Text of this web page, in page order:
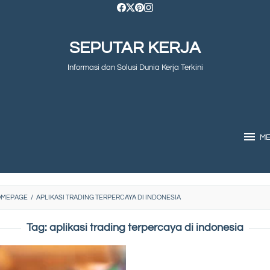
SEPUTAR KERJA
Informasi dan Solusi Dunia Kerja Terkini
/ APLIKASI TRADING TERPERCAYA DI INDONESIA
Tag: aplikasi trading terpercaya di indonesia